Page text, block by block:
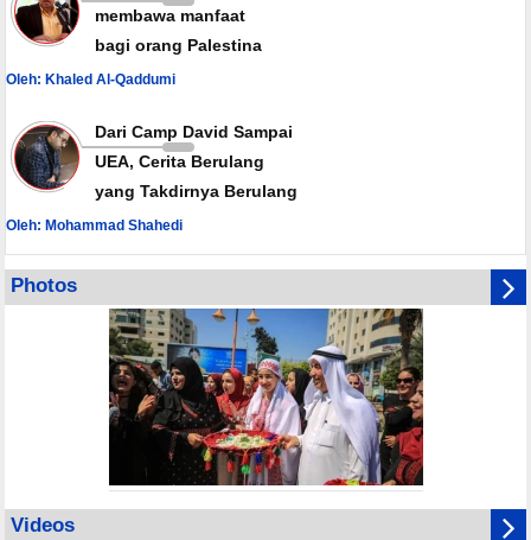
membawa manfaat
bagi orang Palestina
Oleh: Khaled Al-Qaddumi
Dari Camp David Sampai
UEA, Cerita Berulang
yang Takdirnya Berulang
Oleh: Mohammad Shahedi
Photos
Videos